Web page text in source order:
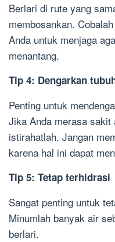
Berlari di rute yang
membosankan.
Anda untuk menjaga
menantang.
Tip 4: Dengarkan
Penting untuk
Jika Anda merasa sakit
istirahatlah. Jangan
karena hal ini dapat
Tip 5: Tetap terhidrasi
Sangat penting untuk
Minumlah banyak air
berlari.